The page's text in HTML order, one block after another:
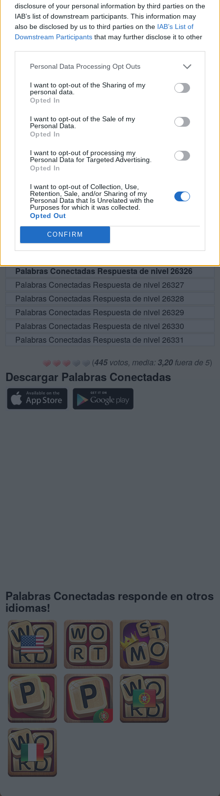
disclosure of your personal information by third parties on the
IAB’s list of downstream participants. This information may
also be disclosed by us to third parties on the IAB’s List of
Downstream Participants that may further disclose it to other
Personal Data Processing Opt Outs
I want to opt-out of the Sharing of my
personal data.
Opted In
I want to opt-out of the Sale of my
Personal Data.
Opted In
I want to opt-out of processing my
Personal Data for Targeted Advertising.
Opted In
I want to opt-out of Collection, Use,
Retention, Sale, and/or Sharing of my
Personal Data that Is Unrelated with the
Purposes for which it was collected.
Opted Out
CONFIRM
U
S
E
E
S
O
T
E S
O
U E S
O
S
O
S E
RESPUESTAS
Por favor seleccione los niveles:
Palabras Conectadas Respuesta de nivel 26321
Palabras Conectadas Respuesta de nivel 26322
Palabras Conectadas Respuesta de nivel 26323
Palabras Conectadas Respuesta de nivel 26324
Palabras Conectadas Respuesta de nivel 26326
Palabras Conectadas Respuesta de nivel 26327
Palabras Conectadas Respuesta de nivel 26328
Palabras Conectadas Respuesta de nivel 26329
Palabras Conectadas Respuesta de nivel 26330
Palabras Conectadas Respuesta de nivel 26331
(445votos, media: 3,20 fuera de 5)
Descargar Palabras Conectadas
Palabras Conectadas responde en otros
idiomas!